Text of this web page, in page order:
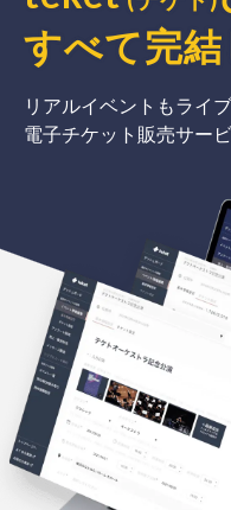
すべて完結
リアルイベントもライ
電子チケット販売サー